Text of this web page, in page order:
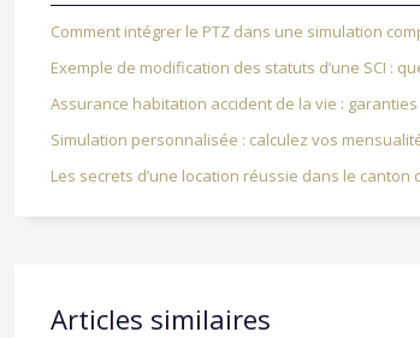
Comment intégrer le PTZ dans une simulation
Exemple de modification des statuts d’une SCI :
Assurance habitation accident de la vie :
Simulation personnalisée : calculez vos
Les secrets d’une location réussie dans le canton
Articles similaires